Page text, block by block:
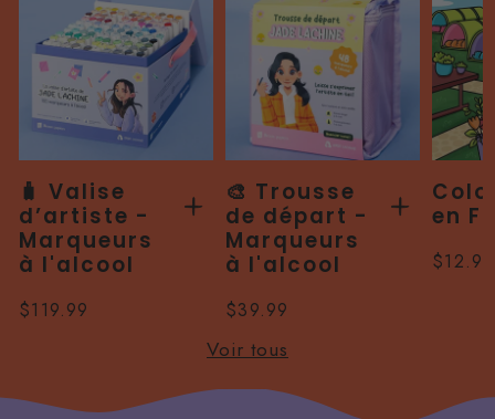
🧳 Valise
d’artiste -
Marqueurs
à l'alcool
Prix
$119.99
🎨 Trousse
de départ -
Marqueurs
à l'alcool
Prix
$39.99
en
Prix
$12.99
Voir tous